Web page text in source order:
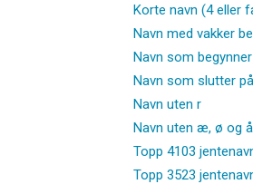
Korte navn (4 eller
Navn med vakker
Navn som
Navn som slutter
Navn uten r
Navn uten æ, ø og å
Topp 4103
Topp 3523